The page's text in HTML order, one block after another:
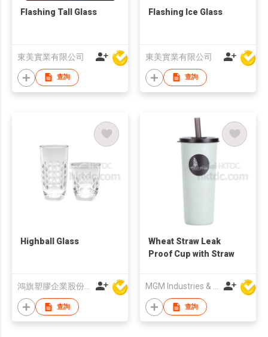
Flashing Tall Glass
東美實業有限公司
查詢
Flashing Ice Glass
東美實業有限公司
查詢
Highball Glass
鴻旗塑膠企業股份有限公司
查詢
Wheat Straw Leak
Proof Cup with Straw
查詢